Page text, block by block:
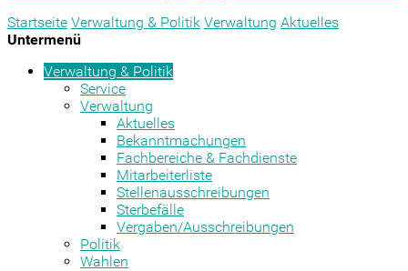
Startseite Verwaltung & Politik Verwaltung Aktuelles
Untermenü
Verwaltung & Politik
Service
Verwaltung
Aktuelles
Bekanntmachungen
Fachbereiche & Fachdienste
Mitarbeiterliste
Stellenausschreibungen
Sterbefälle
Vergaben/Ausschreibungen
Politik
Wahlen